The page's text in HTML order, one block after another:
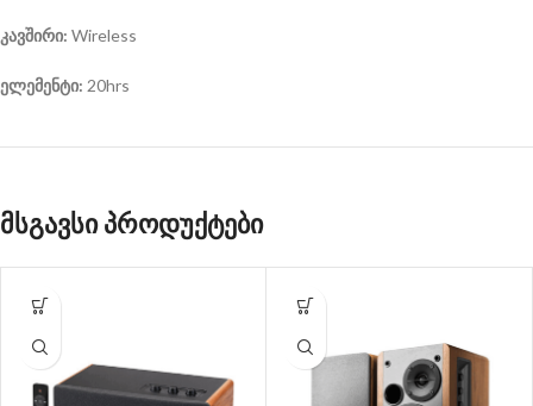
კავშირი: Wireless
ელემენტი: 20hrs
მსგავსი პროდუქტები